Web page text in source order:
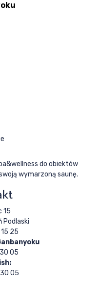
do obiektów
wymarzoną saunę.
15
Podlaski
25
05
05